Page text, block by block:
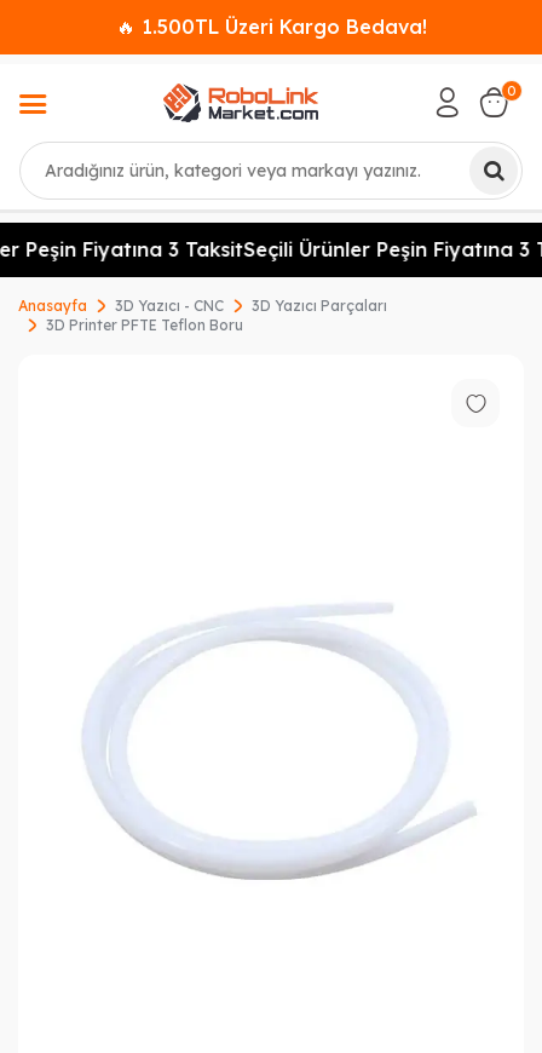
🔥 1.500TL Üzeri Kargo Bedava!
Ara
0
Peşin Fiyatına 3 TaksitSeçili Ürünler Peşin Fiyatına 3
Anasayfa 3D Yazıcı - CNC
3D Yazıcı Parçaları
3D Printer PFTE Teflon Boru